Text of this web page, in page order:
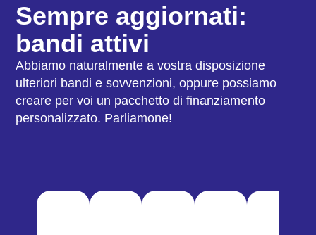
Sempre aggiornati:
bandi attivi
Abbiamo naturalmente a vostra disposizione
ulteriori bandi e sovvenzioni, oppure possiamo
creare per voi un pacchetto di finanziamento
personalizzato. Parliamone!